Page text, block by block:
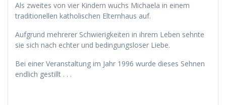
Als zweites von vier Kindern wuchs Michaela in einem
traditionellen katholischen Elternhaus auf.
Aufgrund mehrerer Schwierigkeiten in ihrem Leben sehnte
sie sich nach echter und bedingungsloser Liebe.
Bei einer Veranstaltung im Jahr 1996 wurde dieses Sehnen
endlich gestillt . . .